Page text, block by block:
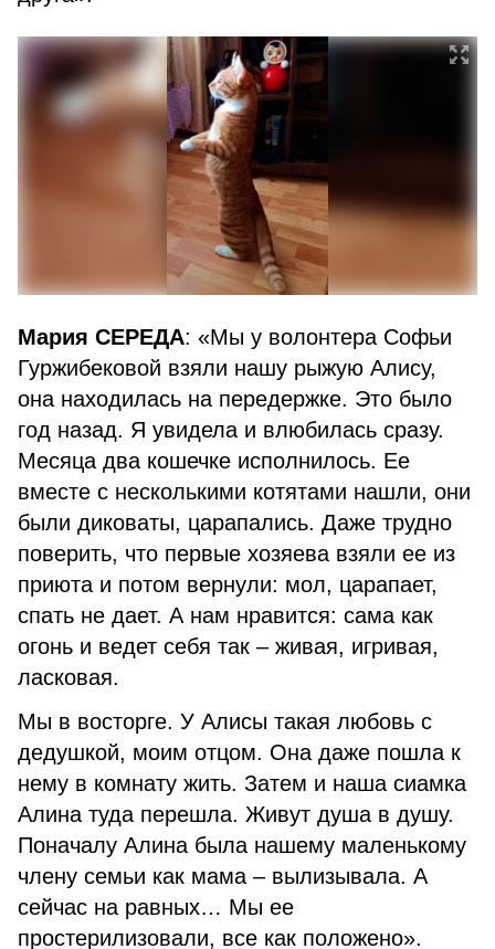
Мария СЕРЕДА: «Мы у волонтера Софьи
Гуржибековой взяли нашу рыжую Алису,
она находилась на передержке. Это было
год назад. Я увидела и влюбилась сразу.
Месяца два кошечке исполнилось. Ее
вместе с несколькими котятами нашли, они
были диковаты, царапались. Даже трудно
поверить, что первые хозяева взяли ее из
приюта и потом вернули: мол, царапает,
спать не дает. А нам нравится: сама как
огонь и ведет себя так – живая, игривая,
ласковая.
Мы в восторге. У Алисы такая любовь с
дедушкой, моим отцом. Она даже пошла к
нему в комнату жить. Затем и наша сиамка
Алина туда перешла. Живут душа в душу.
Поначалу Алина была нашему маленькому
члену семьи как мама – вылизывала. А
сейчас на равных… Мы ее
простерилизовали, все как положено».